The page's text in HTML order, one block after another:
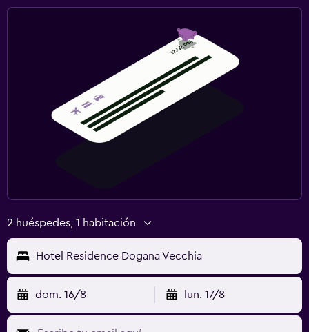
2 huéspedes, 1 habitación
Hotel Residence Dogana Vecchia
dom. 16/8 lun. 17/8